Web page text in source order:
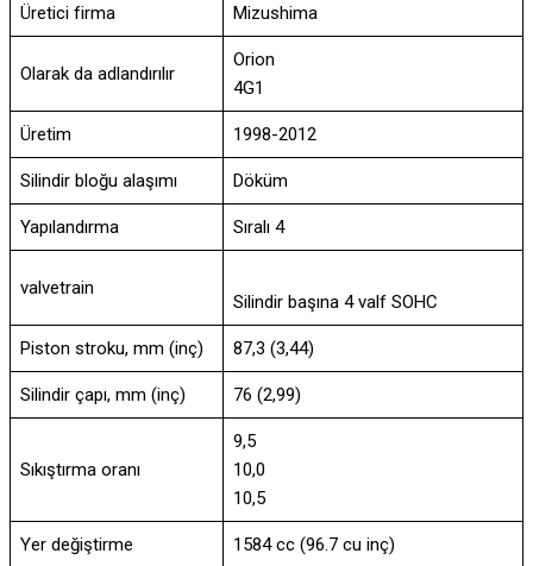
Üretici firma Mizushima
Olarak da adlandırılır
Orion
4G1
Üretim 1998-2012
Silindir bloğu alaşımı Döküm
Yapılandırma Sıralı 4
valvetrain
Silindir başına 4 valf SOHC
Piston stroku, mm (inç) 87,3 (3,44)
Silindir çapı, mm (inç) 76 (2,99)
Sıkıştırma oranı
9,5
10,0
10,5
Yer değiştirme 1584 cc (96.7 cu inç)